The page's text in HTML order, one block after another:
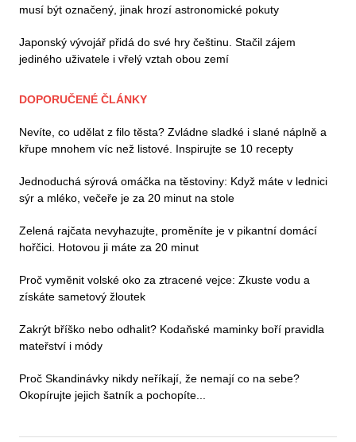
musí být označený, jinak hrozí astronomické pokuty
Japonský vývojář přidá do své hry češtinu. Stačil zájem
jediného uživatele i vřelý vztah obou zemí
DOPORUČENÉ ČLÁNKY
Nevíte, co udělat z filo těsta? Zvládne sladké i slané náplně a
křupe mnohem víc než listové. Inspirujte se 10 recepty
Jednoduchá sýrová omáčka na těstoviny: Když máte v lednici
sýr a mléko, večeře je za 20 minut na stole
Zelená rajčata nevyhazujte, proměníte je v pikantní domácí
hořčici. Hotovou ji máte za 20 minut
Proč vyměnit volské oko za ztracené vejce: Zkuste vodu a
získáte sametový žloutek
Zakrýt bříško nebo odhalit? Kodaňské maminky boří pravidla
mateřství i módy
Proč Skandinávky nikdy neříkají, že nemají co na sebe?
Okopírujte jejich šatník a pochopíte...